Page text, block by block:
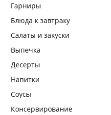
Гарниры
Блюда к завтраку
Салаты и закуски
Выпечка
Десерты
Напитки
Соусы
Консервирование